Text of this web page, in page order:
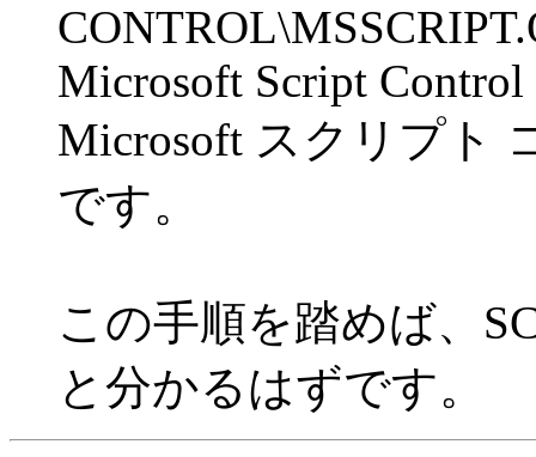
Microsoft Script Control
Microsoft スクリプト
です。
この手順を踏めば、
と分かるはずです。